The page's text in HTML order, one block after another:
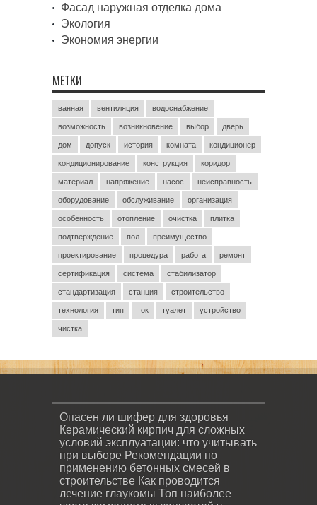
Фасад наружная отделка дома
Экология
Экономия энергии
МЕТКИ
ванная вентиляция водоснабжение
возможность возникновение выбор дверь
дом допуск история комната кондиционер
кондиционирование конструкция коридор
материал напряжение насос неисправность
оборудование обслуживание организация
особенность отопление очистка плитка
подтверждение пол преимущество
проектирование процедура работа ремонт
сертификация система стабилизатор
стандартизация станция строительство
технология тип ток туалет устройство
чистка
Опасен ли шифер для здоровья
Керамический кирпич для сложных
условий эксплуатации: что учитывать
при выборе Рекомендации по
применению бетонных смесей в
строительстве Как проводится
лечение глаукомы Топ наиболее